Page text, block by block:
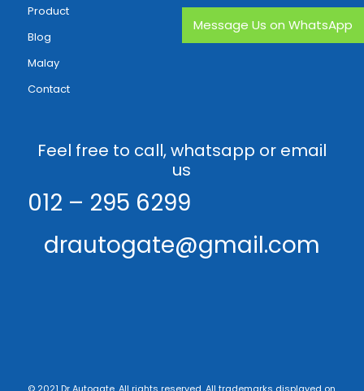
Product
Blog
Malay
Contact
Feel free to call, whatsapp or email
us
012 – 295 6299
drautogate@gmail.com
© 2021 Dr Autogate. All rights reserved. All trademarks displayed on
Message Us on WhatsApp